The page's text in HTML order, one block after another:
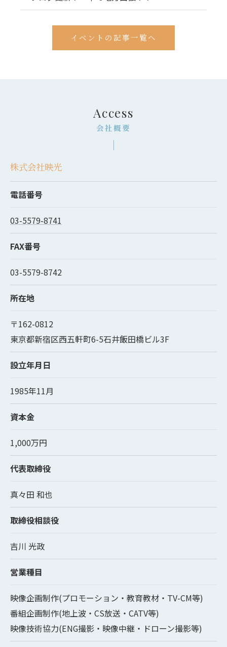
イベントの記事一覧へ
会社概要
Access
株式会社映光
電話番号
03-5579-8741
FAX番号
03-5579-8742
所在地
〒162-0812
東京都新宿区西五軒町6-5石井飯田橋ビル3F
設立年月日
1985年11月
資本金
1,000万円
代表取締役
真々田 和也
取締役相談役
吉川 光政
営業種目
映像企画制作(プロモーション・教育教材・TV-CM等)
番組企画制作(地上波・CS放送・CATV等)
映像技術協力(ENG撮影・映像中継・ドローン撮影等)